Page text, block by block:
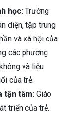
học: Trường
diện, tập trung
và xã hội của
các phương
và liệu
của trẻ.
tận tâm: Giáo
triển của trẻ.